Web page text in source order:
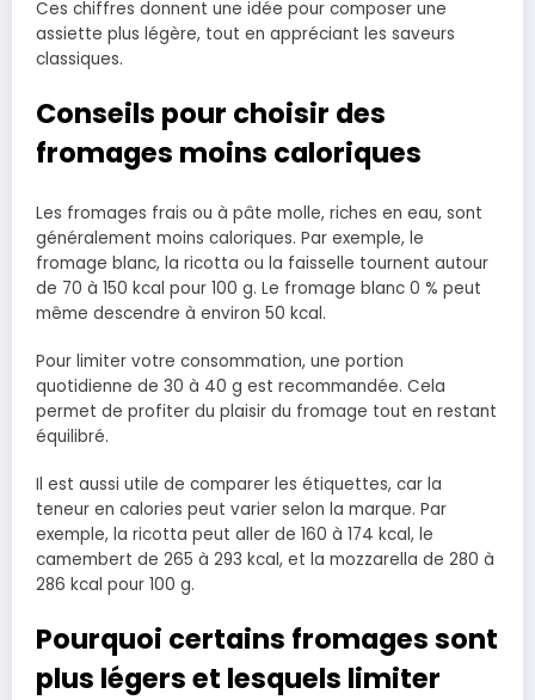
Ces chiffres donnent une idée pour composer une
assiette plus légère, tout en appréciant les saveurs
classiques.
Conseils pour choisir des
fromages moins caloriques
Les fromages frais ou à pâte molle, riches en eau, sont
généralement moins caloriques. Par exemple, le
fromage blanc, la ricotta ou la faisselle tournent autour
de 70 à 150 kcal pour 100 g. Le fromage blanc 0 % peut
même descendre à environ 50 kcal.
Pour limiter votre consommation, une portion
quotidienne de 30 à 40 g est recommandée. Cela
permet de profiter du plaisir du fromage tout en restant
équilibré.
Il est aussi utile de comparer les étiquettes, car la
teneur en calories peut varier selon la marque. Par
exemple, la ricotta peut aller de 160 à 174 kcal, le
camembert de 265 à 293 kcal, et la mozzarella de 280 à
286 kcal pour 100 g.
Pourquoi certains fromages sont
plus légers et lesquels limiter